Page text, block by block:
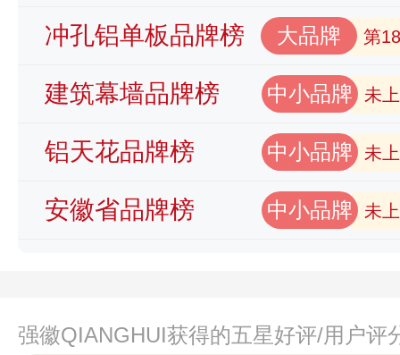
冲孔铝单板品牌榜 大品牌 第
建筑幕墙品牌榜 中小品牌 未
铝天花品牌榜 中小品牌 未
安徽省品牌榜 中小品牌 未
强徽QIANGHUI获得的五星好评/用户评